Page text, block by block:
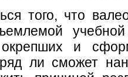
того, что
и
ли сможет